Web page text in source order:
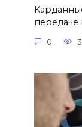
передаче
0